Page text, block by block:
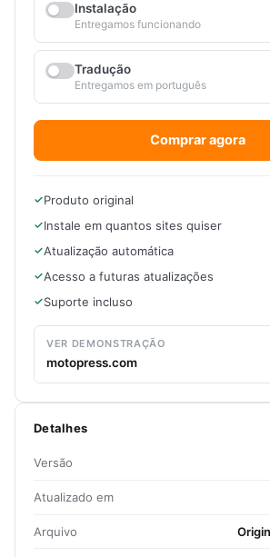
Instalação
Entregamos funcionando
Tradução
Entregamos em português
Comprar agora
Produto original
Instale em quantos sites quiser
Atualização automática
Acesso a futuras atualizações
Suporte incluso
VER DEMONSTRAÇÃO
motopress.com
Detalhes
Versão
Atualizado em
Arquivo